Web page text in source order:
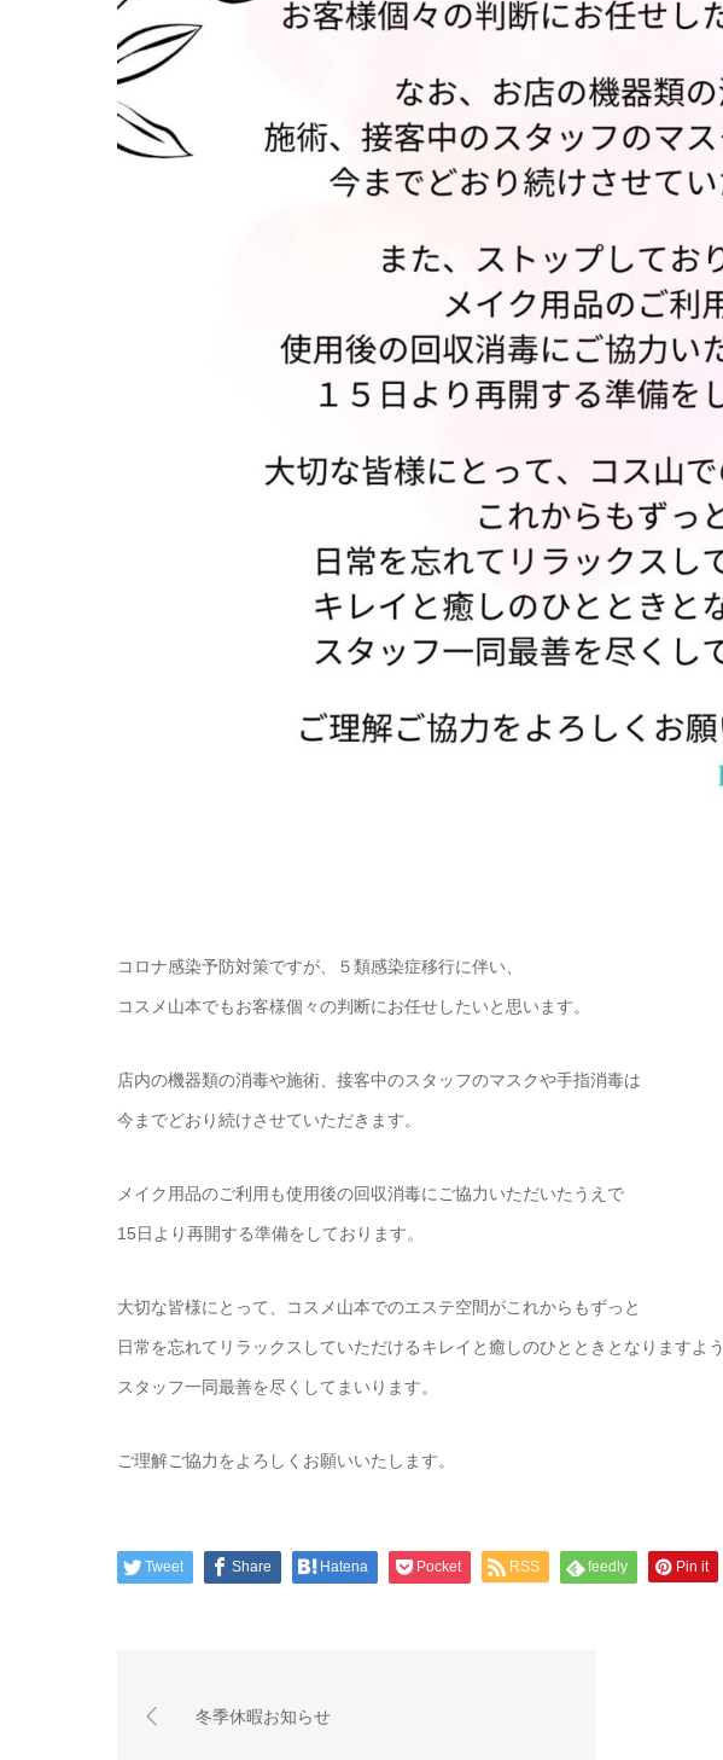
コロナ感染予防対策ですが、５類感染症移行に伴い、
コスメ山本でもお客様個々の判断にお任せしたいと思います。
店内の機器類の消毒や施術、接客中のスタッフのマスクや手指消毒は
今までどおり続けさせていただきます。
メイク用品のご利用も使用後の回収消毒にご協力いただいたうえで
15日より再開する準備をしております。
大切な皆様にとって、コスメ山本でのエステ空間がこれからもずっと
日常を忘れてリラックスしていただけるキレイと癒しのひとときとなりますよう
スタッフ一同最善を尽くしてまいります。
ご理解ご協力をよろしくお願いいたします。
Tweet Share Hatena Pocket RSS feedly Pin it
冬季休暇お知らせ